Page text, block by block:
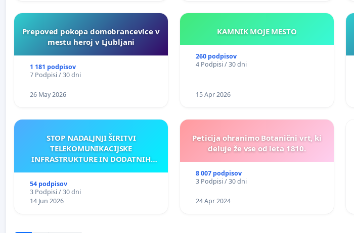
Prepoved pokopa domobrancevlce v
mestu heroj v Ljubljani
1 181 podpisov
7 Podpisi / 30 dni
26 May 2026
KAMNIK MOJE MESTO
260 podpisov
4 Podpisi / 30 dni
15 Apr 2026
STOP NADALJNJI ŠIRITVI
TELEKOMUNIKACIJSKE
INFRASTRUKTURE IN DODATNIH
54 podpisov
3 Podpisi / 30 dni
14 Jun 2026
Peticija ohranimo Botanični vrt, ki
deluje že vse od leta 1810.
8 007 podpisov
3 Podpisi / 30 dni
24 Apr 2024